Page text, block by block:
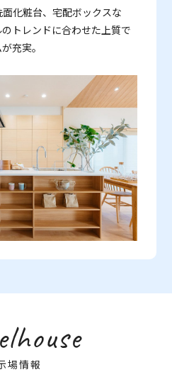
化粧台、宅配ボックスな
トレンドに合わせた上質で
充実。
場情報